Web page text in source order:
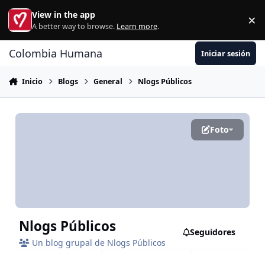
Ir al contenido
View in the app
A better way to browse. Learn more. ×
Colombia Humana Iniciar sesión
Inicio Blogs General Nlogs Públicos
Foto
Nlogs Públicos
Un blog grupal de Nlogs Públicos
Seguidores